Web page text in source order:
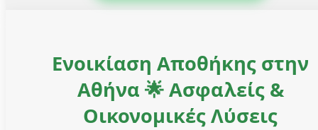
Ενοικίαση Αποθήκης στην
Αθήνα 🌟 Ασφαλείς &
Οικονομικές Λύσεις